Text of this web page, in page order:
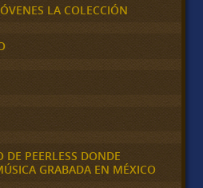
LA COLECCIÓN
DE PEERLESS DONDE
GRABADA EN MÉXICO